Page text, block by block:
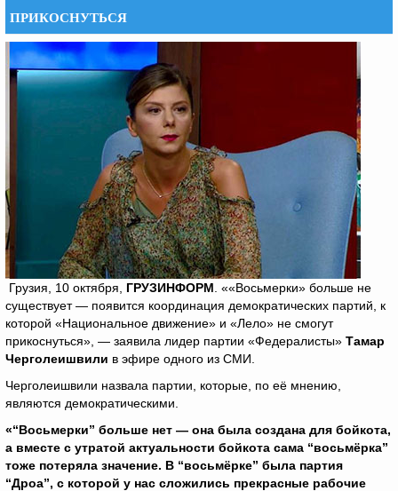
ПРИКОСНУТЬСЯ
Грузия, 10 октября, ГРУЗИНФОРМ . ««Восьмерки» больше не
существует — появится координация демократических партий, к
которой «Национальное движение» и «Лело» не смогут
прикоснуться», — заявила лидер партии «Федералисты» Тамар
Черголеишвили в эфире одного из СМИ.
Черголеишвили назвала партии, которые, по её мнению,
являются демократическими.
«“Восьмерки” больше нет — она была создана для бойкота,
а вместе с утратой актуальности бойкота сама “восьмёрка”
тоже потеряла значение. В “восьмёрке” была партия
“Дроа”, с которой у нас сложились прекрасные рабочие